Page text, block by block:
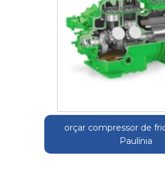
orçar compressor de
Paulínia